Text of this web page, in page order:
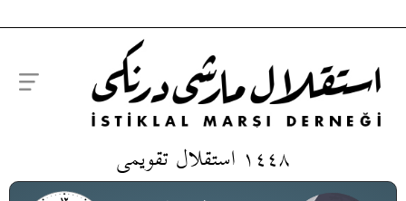
١٤٤٨ استقلال تقویمی